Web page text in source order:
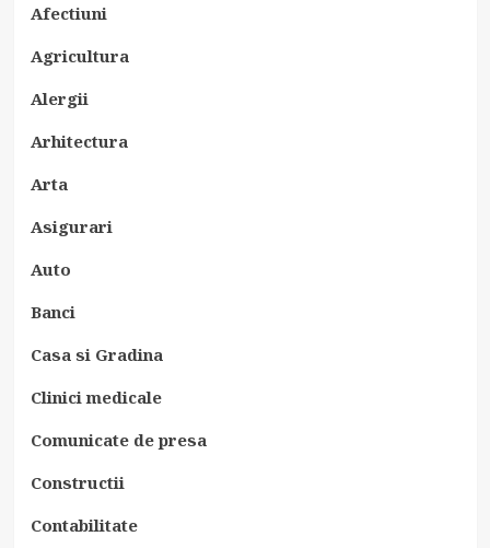
Afectiuni
Agricultura
Alergii
Arhitectura
Arta
Asigurari
Auto
Banci
Casa si Gradina
Clinici medicale
Comunicate de presa
Constructii
Contabilitate